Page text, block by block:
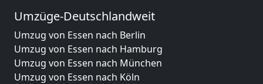
Umzüge-Deutschlandweit
Umzug von Essen nach Berlin
Umzug von Essen nach Hamburg
Umzug von Essen nach München
Umzug von Essen nach Köln